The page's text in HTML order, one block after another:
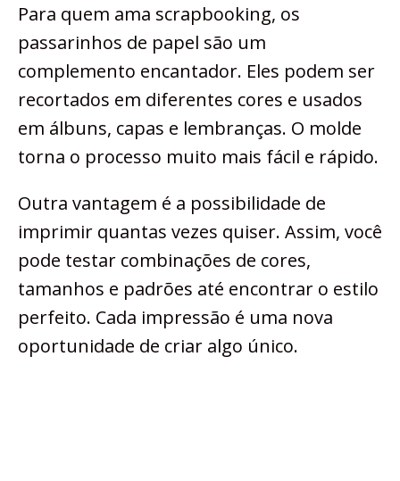
Para quem ama scrapbooking, os
passarinhos de papel são um
complemento encantador. Eles podem ser
recortados em diferentes cores e usados
em álbuns, capas e lembranças. O molde
torna o processo muito mais fácil e rápido.
Outra vantagem é a possibilidade de
imprimir quantas vezes quiser. Assim, você
pode testar combinações de cores,
tamanhos e padrões até encontrar o estilo
perfeito. Cada impressão é uma nova
oportunidade de criar algo único.